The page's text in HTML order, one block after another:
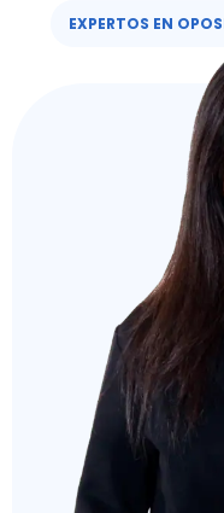
EXPERTOS EN